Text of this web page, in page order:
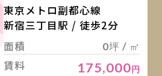
東京メトロ副都心線
新宿三丁目駅 / 徒歩2分
面積
0坪 / ㎡
賃料 175,000円